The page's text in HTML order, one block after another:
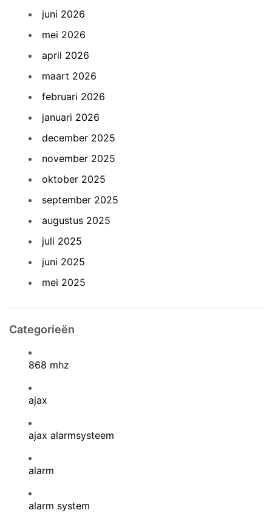
juni 2026
mei 2026
april 2026
maart 2026
februari 2026
januari 2026
december 2025
november 2025
oktober 2025
september 2025
augustus 2025
juli 2025
juni 2025
mei 2025
Categorieën
868 mhz
ajax
ajax alarmsysteem
alarm
alarm system